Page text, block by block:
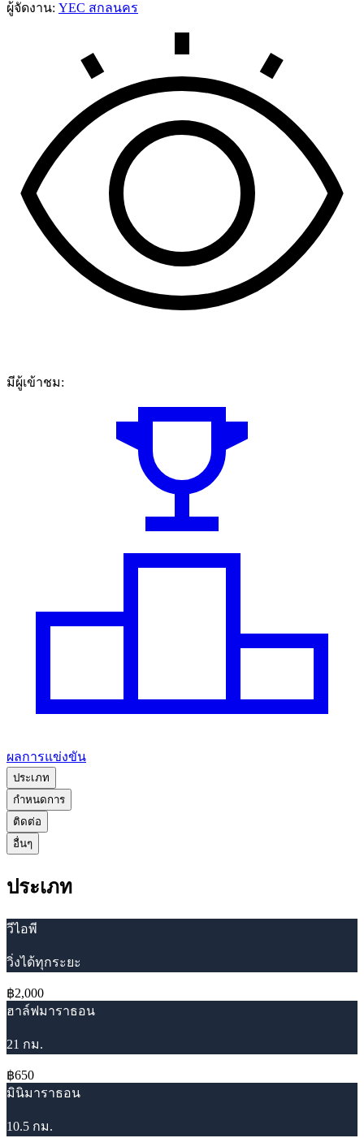
ผู้จัดงาน: YEC สกลนคร
มีผู้เข้าชม:
ผลการแข่งขัน
ประเภท
กำหนดการ
ติดต่อ
อื่นๆ
ประเภท
วีไอพี
วิ่งได้ทุกระยะ
฿2,000
ฮาล์ฟมาราธอน
21 กม.
฿650
มินิมาราธอน
10.5 กม.